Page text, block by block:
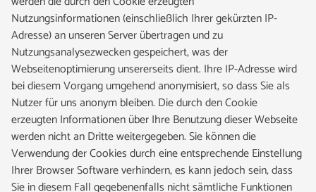
Nutzungsinformationen (einschließlich Ihrer gekürzten IP-
Adresse) an unseren Server übertragen und zu
Nutzungsanalysezwecken gespeichert, was der
Webseitenoptimierung unsererseits dient. Ihre IP-Adresse wird
bei diesem Vorgang umge­hend anony­mi­siert, so dass Sie als
Nutzer für uns anonym bleiben. Die durch den Cookie
erzeugten Informationen über Ihre Benutzung dieser Webseite
werden nicht an Dritte weitergegeben. Sie können die
Verwendung der Cookies durch eine entsprechende Einstellung
Ihrer Browser Software verhindern, es kann jedoch sein, dass
Sie in diesem Fall gegebenenfalls nicht sämtliche Funktionen